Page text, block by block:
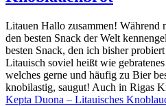
Litauen Hallo zusammen! Während
den besten Snack der Welt
besten Snack, den ich bisher
Litauisch soviel heißt wie
welches gerne und häufig zu Bier
knobilastig, saugut! Auch in Rigas
Kepta Duona – Litauisches